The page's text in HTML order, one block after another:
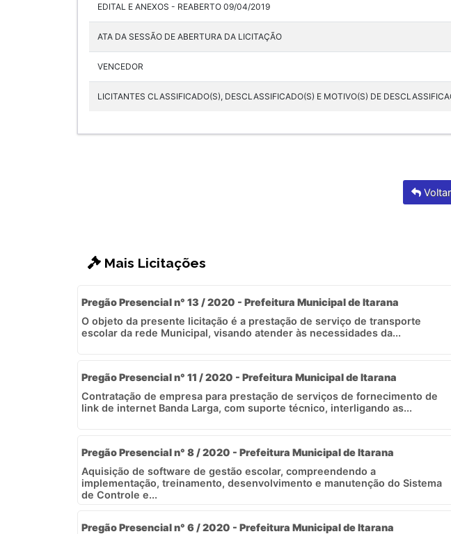
EDITAL E ANEXOS - REABERTO 09/04/2019
ATA DA SESSÃO DE ABERTURA DA LICITAÇÃO
VENCEDOR
LICITANTES CLASSIFICADO(S), DESCLASSIFICADO(S) E MOTIVO(S) DE
Voltar
Mais Licitações
Pregão Presencial n° 13 / 2020 - Prefeitura Municipal de Itarana
O objeto da presente licitação é a prestação de serviço de transporte
escolar da rede Municipal, visando atender às necessidades da...
Pregão Presencial n° 11 / 2020 - Prefeitura Municipal de Itarana
Contratação de empresa para prestação de serviços de fornecimento de
link de internet Banda Larga, com suporte técnico, interligando as...
Pregão Presencial n° 8 / 2020 - Prefeitura Municipal de Itarana
Aquisição de software de gestão escolar, compreendendo a
implementação, treinamento, desenvolvimento e manutenção do Sistema
de Controle e...
Pregão Presencial n° 6 / 2020 - Prefeitura Municipal de Itarana